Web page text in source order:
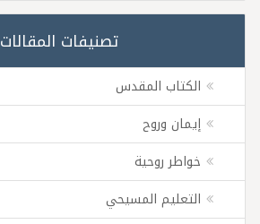
تصنيفات المقالات
الكتاب المقدس
إيمان وروح
خواطر روحية
التعليم المسيحي